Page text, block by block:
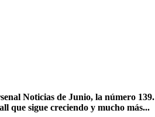
Noticias de Junio, la número 139.
que sigue creciendo y mucho más...